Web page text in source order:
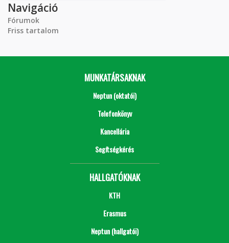
Navigáció
Fórumok
Friss tartalom
MUNKATÁRSAKNAK
Neptun (oktatói)
Telefonkönyv
Kancellária
Segítségkérés
HALLGATÓKNAK
KTH
Erasmus
Neptun (hallgatói)